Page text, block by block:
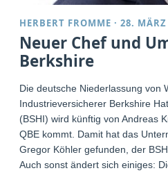
HERBERT FROMME ·28.
Neuer Chef und
Berkshire
Die deutsche Niederlassung von
Industrieversicherer Berkshire
(BSHI) wird künftig von Andreas
QBE kommt. Damit hat das
Gregor Köhler gefunden, der
Auch sonst ändert sich einiges: